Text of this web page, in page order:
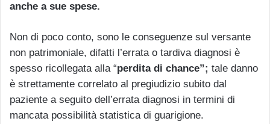
anche a sue spese.
Non di poco conto, sono le conseguenze sul versante
non patrimoniale, difatti l’errata o tardiva diagnosi è
spesso ricollegata alla “perdita di chance”; tale danno
è strettamente correlato al pregiudizio subito dal
paziente a seguito dell’errata diagnosi in termini di
mancata possibilità statistica di guarigione.